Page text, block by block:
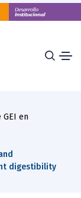
GEI en
digestibility